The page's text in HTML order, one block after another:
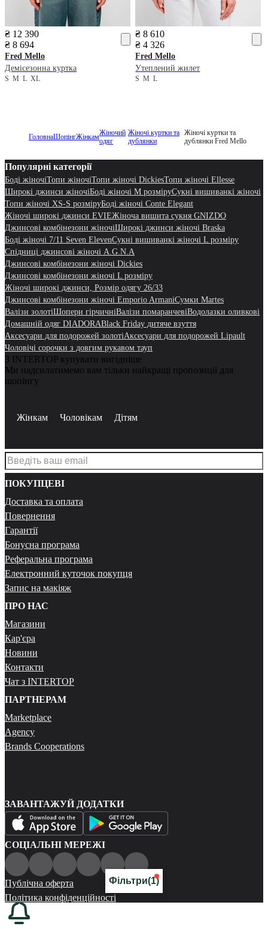
₴ 12 390
₴ 8 694
Fred Mello
Демісезонна куртка
S M L XL
₴ 8 610
₴ 4 326
Fred Mello
Утеплений жилет
SML
ГоловнаШопінгЖінкамЖіночий
одяг
Жіночі куртки та
дублянки
Жіночі куртки та
дублянки Fred Mello
Популярні категорії
Боді жіночіТопи жіночіТопи жіночі DickiesТопи жіночі Ellesse
Широкі джинси жіночіБоді жіночі M розміруСукні вишиванкі жіночі
Топи жіночі XS-S розміруБоді жіночі Conte Elegant
Жіночі широкі джинси EVIEЖіноча вишита сукня GNIZDO
Джинсові комбінезони жіночіШирокі джинси жіночі Braska
Боді жіночі 7/11 Seven ElevenСукні вишиванкі жіночі L розміру
Спідниці джинсові жіночі A.G.N.A
Джинсові комбінезони жіночі Dickies
Джинсові комбінезони жіночі L розміру
Жіночі широкі джинси, Розмір одягу 26/33
Джинсові комбінезони жіночі Emporio ArmaniСумки Martes
Валізи золотіШопери гірчичніВалізи помаранчевіВодолазки оливкові
Домашній одяг DIADORABlack Friday дитяче взуття
Аксесуари для подорожей золотіАксесуари для подорожей Lipault
Чоловічі сорочки з довгим рукавом тауп
Фільтри(1)
З INTERTOP купувати вигідніше
Ми надсилатимемо вам тільки найкращі пропозиції для
шопінгу
Жінкам Чоловікам Дітям
ПОКУПЦЕВІ
Доставка та оплата
Повернення
Гарантії
Бонусна програма
Реферальна програма
Електронний куточок покупця
Запис на макіяж
ПРО НАС
Магазини
Кар'єра
Новини
Контакти
Чат з INTERTOP
ПАРТНЕРАМ
Marketplace
Agency
Brands Cooperations
ЗАВАНТАЖУЙ ДОДАТКИ
СОЦІАЛЬНІ МЕРЕЖІ
Публічна оферта
Політика конфіденційності
Карта сайту
© 2026 Всі права захищені